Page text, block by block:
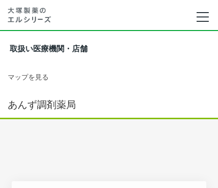
取扱い医療機関・店舗
マップを見る
あんず調剤薬局